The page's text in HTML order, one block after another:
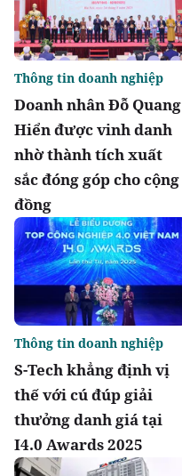
Doanh nhân Đỗ Quang
Hiển được vinh danh
nhờ thành tích xuất
sắc đóng góp cho cộng
đồng
Thông tin doanh nghiệp
S-Tech khẳng định vị
thế với cú đúp giải
thưởng danh giá tại
I4.0 Awards 2025
Thông tin doanh nghiệp